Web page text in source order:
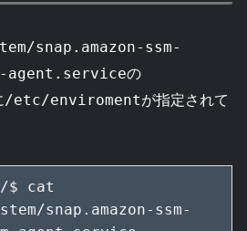
snap.amazon-ssm-
agent.serviceの
/etc/enviromentが指定されて
$ cat
snap.amazon-ssm-